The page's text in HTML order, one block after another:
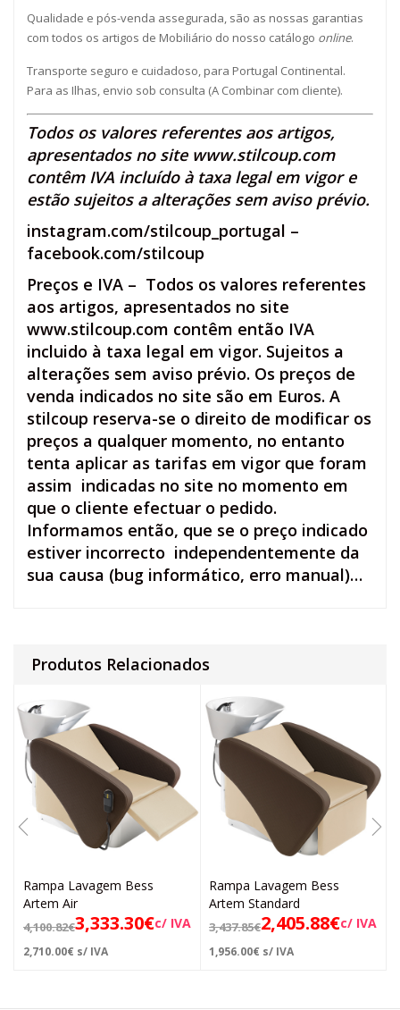
Qualidade e pós-venda assegurada, são as nossas garantias
com todos os artigos de Mobiliário do nosso catálogo online.
Transporte seguro e cuidadoso, para Portugal Continental.
Para as Ilhas, envio sob consulta (A Combinar com cliente).
Todos os valores referentes aos artigos,
apresentados no site www.stilcoup.com
contêm IVA incluído à taxa legal em vigor e
estão sujeitos a alterações sem aviso prévio.
instagram.com/stilcoup_portugal –
facebook.com/stilcoup
Preços e IVA – Todos os valores referentes
aos artigos, apresentados no site
www.stilcoup.com contêm então IVA
incluido à taxa legal em vigor. Sujeitos a
alterações sem aviso prévio. Os preços de
venda indicados no site são em Euros. A
stilcoup reserva-se o direito de modificar os
preços a qualquer momento, no entanto
tenta aplicar as tarifas em vigor que foram
assim indicadas no site no momento em
que o cliente efectuar o pedido.
Informamos então, que se o preço indicado
estiver incorrecto independentemente da
sua causa (bug informático, erro manual)…
Produtos Relacionados
Rampa Lavagem Bess
Artem Air
4,100.82€3,333.30€c/ IVA
2,710.00€ s/ IVA
Rampa Lavagem Bess
Artem Standard
3,437.85€2,405.88€c/ IVA
1,956.00€ s/ IVA